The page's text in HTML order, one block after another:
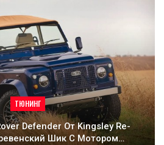
ТЮНИНГ
Defender От Kingsley Re-
Шик С Мотором…